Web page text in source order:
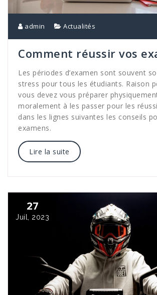
admin Actualités
Comment réussir vos
Les périodes d’examen sont souvent
stress pour tous les étudiants. Raison
vous devez vous préparer
moralement à les passer pour les
dans les lignes suivantes les conseils
examens.
Lire la suite
27
Juil, 2023